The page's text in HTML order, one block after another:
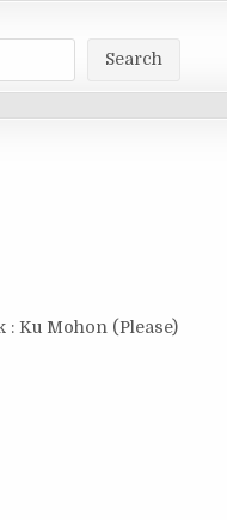
Search
: Ku Mohon (Please)